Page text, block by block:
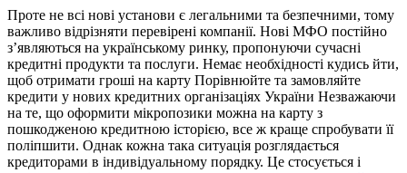
Проте не всі нові установи є легальними та безпечними, тому
важливо відрізняти перевірені компанії. Нові МФО постійно
з’являються на українському ринку, пропонуючи сучасні
кредитні продукти та послуги. Немає необхідності кудись йти,
щоб отримати гроші на карту Порівнюйте та замовляйте
кредити у нових кредитних організаціях України Незважаючи
на те, що оформити мікропозики можна на карту з
пошкодженою кредитною історією, все ж краще спробувати її
поліпшити. Однак кожна така ситуація розглядається
кредиторами в індивідуальному порядку. Це стосується і